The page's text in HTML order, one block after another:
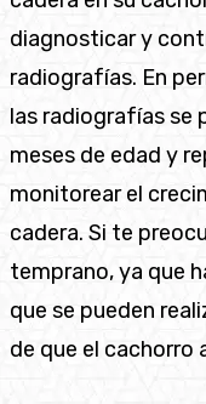
diagnosticar y
radiografías. En
las radiografías se
meses de edad y
monitorear el
cadera. Si te
temprano, ya que
que se pueden
de que el cachorro